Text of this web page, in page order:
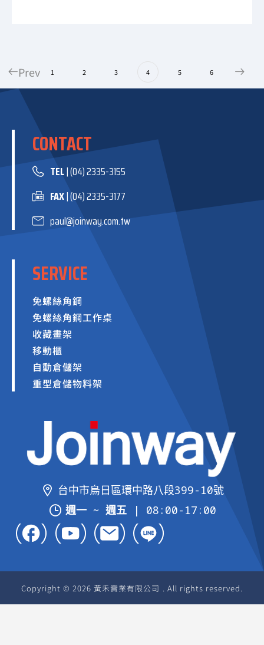
Prev 1 2 3 4 5 6
CONTACT
TEL| (04) 2335-3155
FAX| (04) 2335-3177
paul@joinway.com.tw
SERVICE
免螺絲角鋼
免螺絲角鋼工作桌
收藏畫架
移動櫃
自動倉儲架
重型倉儲物料架
台中市烏日區環中路八段399-10號
週一 ~ 週五 | 08:00-17:00
Copyright © 2026 黃禾實業有限公司 . All rights reserved.